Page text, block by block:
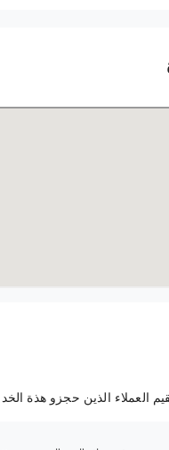
الذين حجزو هذة الخدمة